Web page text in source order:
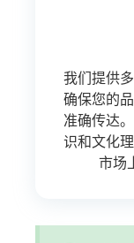
我们提供
确保您的
准确传达
识和文化
市场